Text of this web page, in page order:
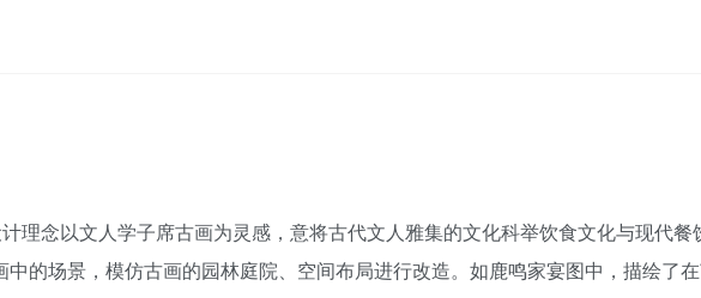
理念以文人学子席古画为灵感，意将古代文人雅集的文化科举饮食文化与现代
的场景，模仿古画的园林庭院、空间布局进行改造。如鹿鸣家宴图中，描绘了